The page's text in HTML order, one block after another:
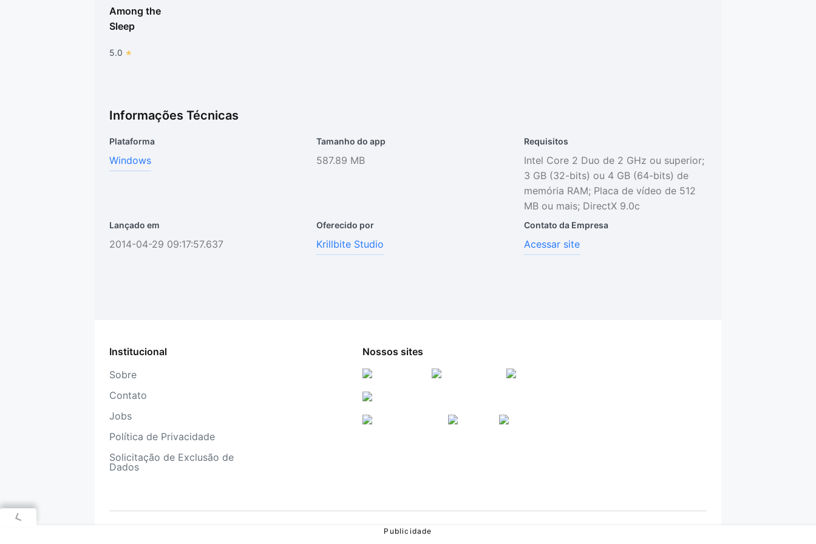
Among the
Sleep
5.0
Informações Técnicas
Plataforma
Windows
Tamanho do app
587.89 MB
Requisitos
Intel Core 2 Duo de 2 GHz ou superior;
3 GB (32-bits) ou 4 GB (64-bits) de
memória RAM; Placa de vídeo de 512
MB ou mais; DirectX 9.0c
Lançado em
2014-04-29 09:17:57.637
Oferecido por
Krillbite Studio
Contato da Empresa
Acessar site
Institucional
Sobre
Contato
Jobs
Política de Privacidade
Solicitação de Exclusão de
Dados
Nossos sites